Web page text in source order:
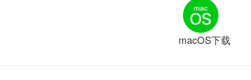
macOS下载